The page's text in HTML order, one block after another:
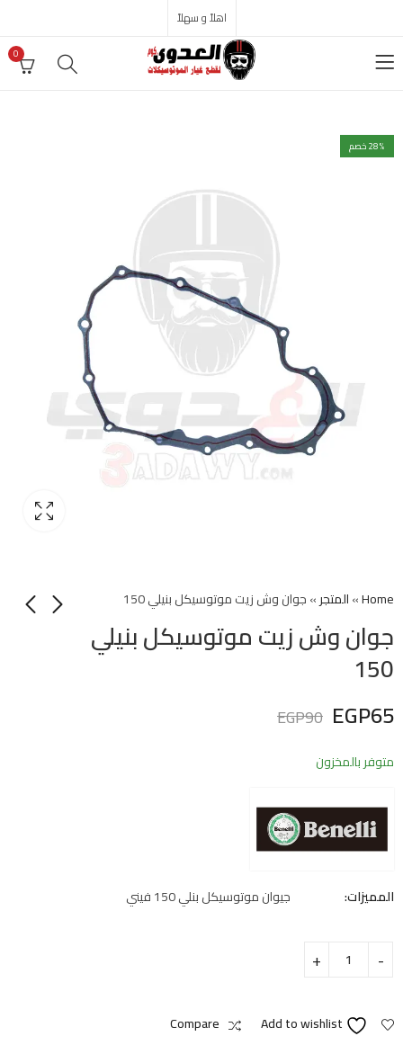
اهلاً و سهلاً
0
28% خصم
Home
»المتجر»جوان وش زيت موتوسيكل بنيلي 150
جوان وش زيت موتوسيكل بنيلي
150
EGP65
EGP90
متوفر بالمخزون
المميزات: جيوان موتوسيكل بنلي 150 فيني
Add to wishlist
Compare